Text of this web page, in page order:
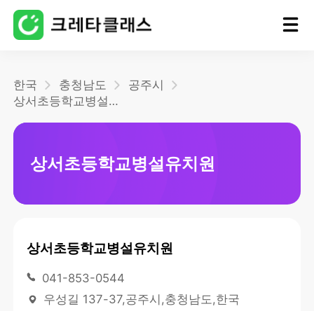
블로그
한국 충청남도
공주시
상서초등학교병설유치원
상서초등학교병설유치원
상서초등학교병설유치원
041-853-0544
우성길 137-37,공주시,충청남도,한국